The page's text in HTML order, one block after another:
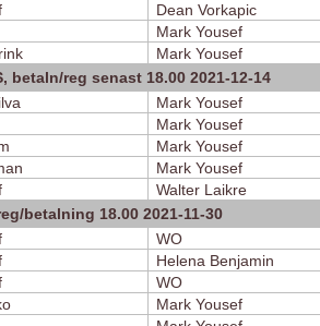
Dean Vorkapic
Mark Yousef
Mark Yousef
betaln/reg senast 18.00 2021-12-14
Mark Yousef
Mark Yousef
Mark Yousef
Mark Yousef
Walter Laikre
betalning 18.00 2021-11-30
WO
Helena Benjamin
WO
Mark Yousef